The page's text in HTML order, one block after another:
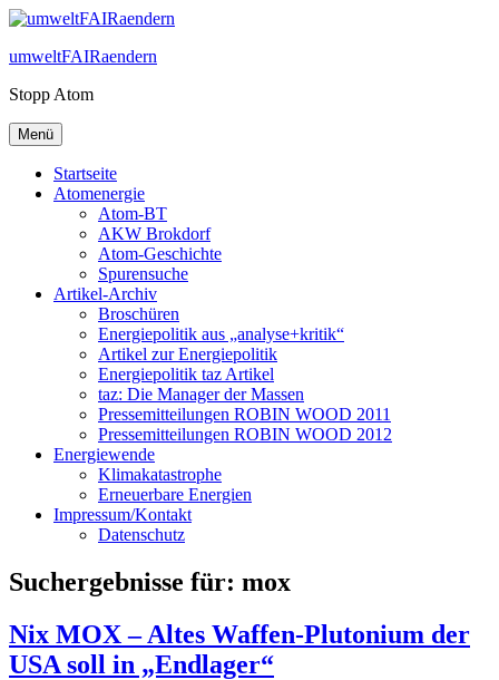
Zum
springen
umweltFAIRaendern
Stopp Atom
Menü
Startseite
Atomenergie
Atom-BT
AKW Brokdorf
Atom-Geschichte
Spurensuche
Artikel-Archiv
Broschüren
Energiepolitik aus „analyse+kritik“
Artikel zur Energiepolitik
Energiepolitik taz Artikel
taz: Die Manager der Massen
Pressemitteilungen ROBIN WOOD 2011
Pressemitteilungen ROBIN WOOD 2012
Energiewende
Klimakatastrophe
Erneuerbare Energien
Impressum/Kontakt
Datenschutz
Suchergebnisse für: mox
Nix MOX – Altes Waffen-Plutonium der
USA soll in „Endlager“